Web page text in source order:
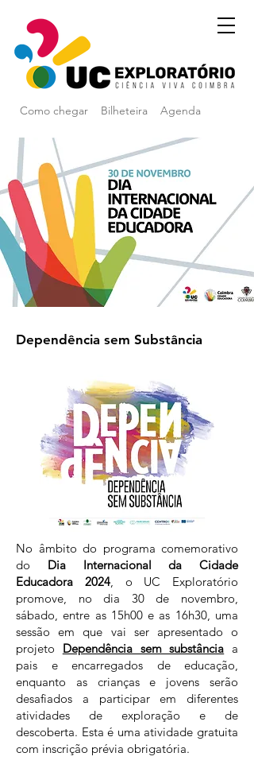
Como chegar Agenda
Bilheteira
Dependência sem Substância
No âmbito do programa comemorativo
do Dia Internacional da Cidade
Educadora 2024, o UC Exploratório
promove, no dia 30 de novembro,
sábado, entre as 15h00 e as 16h30, uma
sessão em que vai ser apresentado o
projeto Dependência sem substância a
pais e encarregados de educação,
enquanto as crianças e jovens serão
desafiados a participar em diferentes
atividades de exploração e de
descoberta. ​ Esta é uma atividade gratuita
com inscrição prévia obrigatória.